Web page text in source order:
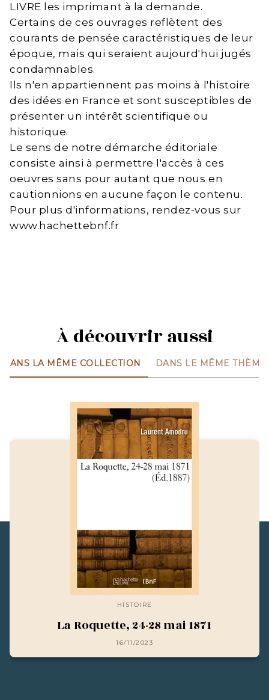
LIVRE les imprimant à la demande.
Certains de ces ouvrages reflètent des
courants de pensée caractéristiques de leur
époque, mais qui seraient aujourd'hui jugés
condamnables.
Ils n'en appartiennent pas moins à l'histoire
des idées en France et sont susceptibles de
présenter un intérêt scientifique ou
historique.
Le sens de notre démarche éditoriale
consiste ainsi à permettre l'accès à ces
oeuvres sans pour autant que nous en
cautionnions en aucune façon le contenu.
Pour plus d'informations, rendez-vous sur
www.hachettebnf.fr
À découvrir aussi
DANS LA MÊME COLLECTION DANS LE MÊME THÈME
HISTOIRE
La Roquette, 24-28 mai 1871
16/11/2023